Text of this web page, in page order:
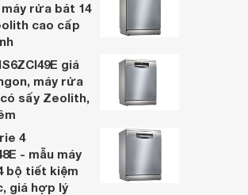
Đèn led chiếu điểm Anfaco
AFC-865-30W
Giá từ 568.722 đ
Có 11 nơi bán
rửa bát 14
cao cấp
giá
máy rửa
sấy Zeolith,
4
- mẫu máy
bộ tiết kiệm
giá hợp lý